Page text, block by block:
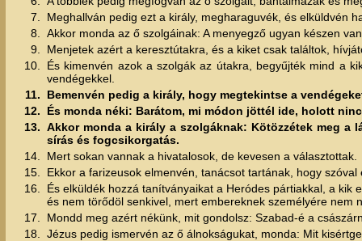
7.
Meghallván pedig ezt a király, megharaguvék, és elküldvén
8.
Akkor monda az ő szolgáinak: A menyegző ugyan készen
9.
Menjetek azért a keresztútakra, és a kiket csak találtok,
10.
És kimenvén azok a szolgák az útakra, begyűjték mind a
vendégekkel.
11.
Bemenvén pedig a király, hogy megtekintse a
12.
És monda néki: Barátom, mi módon jöttél ide, holott
13. Akkor monda a király a szolgáknak: Kötözzétek meg
sírás és fogcsikorgatás.
14.
Mert sokan vannak a hivatalosok, de kevesen a választottak.
15.
Ekkor a farizeusok elmenvén, tanácsot tartának, hogy szóval
16.
És elküldék hozzá tanítványaikat a Heródes pártiakkal, a
és nem törődöl senkivel, mert embereknek személyére nem
17.
Mondd meg azért nékünk, mit gondolsz: Szabad-é a
18.
Jézus pedig ismervén az ő álnokságukat, monda: Mit